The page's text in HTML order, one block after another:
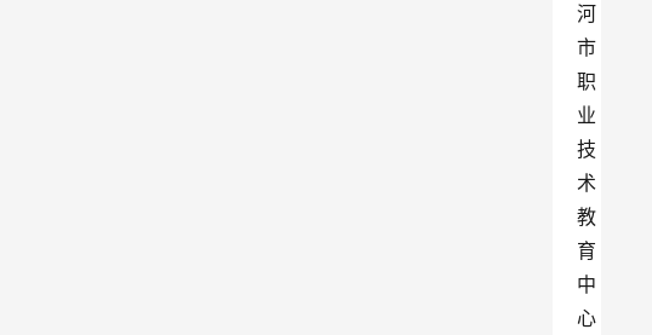
河
市
职
业
技
术
教
育
中
心